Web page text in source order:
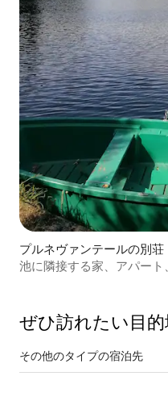
プルネヴァンテールの別荘
池に隣接する家、アパート
ぜひ訪⁠れ⁠た⁠い目⁠
その他のタ⁠イ⁠プ⁠の宿⁠泊⁠先